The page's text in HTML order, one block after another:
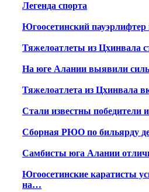
Легенда спорта
Югоосетинский
Тяжелоатлеты из Цхинвала
На юге Алании выявили
Тяжелоатлета из Цхинвала
Стали известны победители
Сборная РЮО по бильярду
Самбисты юга Алании
Югоосетинские каратисты
на…